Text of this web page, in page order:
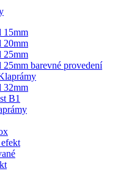
15mm
20mm
25mm
barevné provedení
32mm
B1